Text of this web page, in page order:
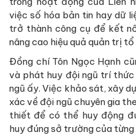
việc số hóa bản tin hay dữ
trở thành công cụ để kết
nâng cao hiệu quả quản trị
Đồng chí Tôn Ngọc Hạnh
và phát huy đội ngũ trí
ngũ ấy. Việc khảo sát, xây
xác về đội ngũ chuyên gia
thiết để có thể huy động
huy đúng sở trường của từng